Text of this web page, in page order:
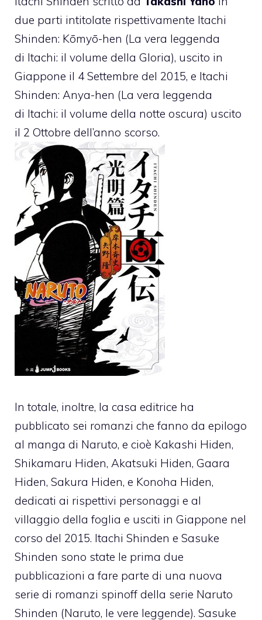
due parti intitolate rispettivamente Itachi
Shinden: Kōmyō-hen (La vera leggenda
di Itachi: il volume della Gloria), uscito in
Giappone il 4 Settembre del 2015, e Itachi
Shinden: Anya-hen (La vera leggenda
di Itachi: il volume della notte oscura) uscito
il 2 Ottobre dell’anno scorso.
In totale, inoltre, la casa editrice ha
pubblicato sei romanzi che fanno da epilogo
al manga di Naruto, e cioè Kakashi Hiden,
Shikamaru Hiden, Akatsuki Hiden, Gaara
Hiden, Sakura Hiden, e Konoha Hiden,
dedicati ai rispettivi personaggi e al
villaggio della foglia e usciti in Giappone nel
corso del 2015. Itachi Shinden e Sasuke
Shinden sono state le prima due
pubblicazioni a fare parte di una nuova
serie di romanzi spinoff della serie Naruto
Shinden (Naruto, le vere leggende). Sasuke